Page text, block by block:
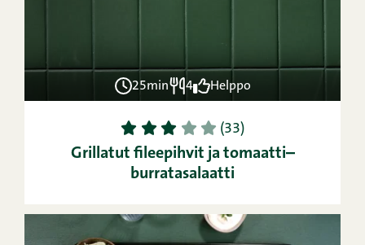
25min 4 Helppo
1 2 3 4 5 (33)
Grillatut fileepihvit ja tomaatti–
burratasalaatti